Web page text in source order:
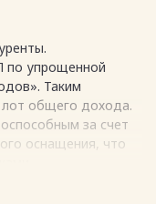
по упрощенной
Таким
лот общего дохода.
за счет
оснащения, что
что-то